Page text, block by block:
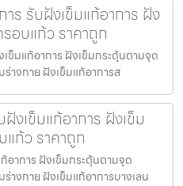
ร รับฝังเข็มแก้อาการ ฝัง
อบแก้ว ราคาถูก
ข็มแก้อาการ ฝังเข็มกระตุ้นตามจุด
ร่างกาย ฝังเข็มแก้อาการส
งเข็มแก้อาการ ฝังเข็ม
ก้ว ราคาถูก
อาการ ฝังเข็มกระตุ้นตามจุด
างกาย ฝังเข็มแก้อาการบางเลน